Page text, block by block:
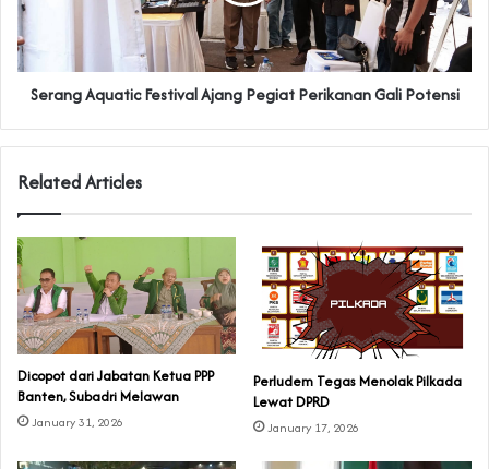
Serang Aquatic Festival Ajang Pegiat Perikanan Gali Potensi
Related Articles
Dicopot dari Jabatan Ketua PPP
Banten, Subadri Melawan
January 31, 2026
Perludem Tegas Menolak Pilkada
Lewat DPRD
January 17, 2026